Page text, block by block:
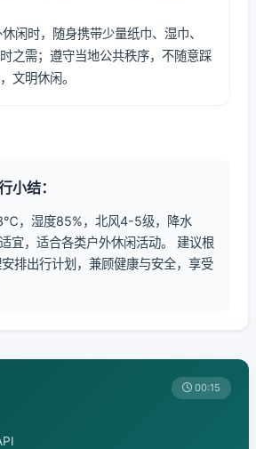
闲时，随身携带少量纸巾、湿巾、
之需；遵守当地公共秩序，不随意踩
文明休闲。
小结：
，湿度85%，北风4-5级，降水
宜，适合各类户外休闲活动。 建议根
排出行计划，兼顾健康与安全，享受
00:15